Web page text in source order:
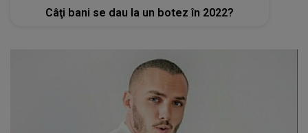
Câţi bani se dau la un botez în 2022?